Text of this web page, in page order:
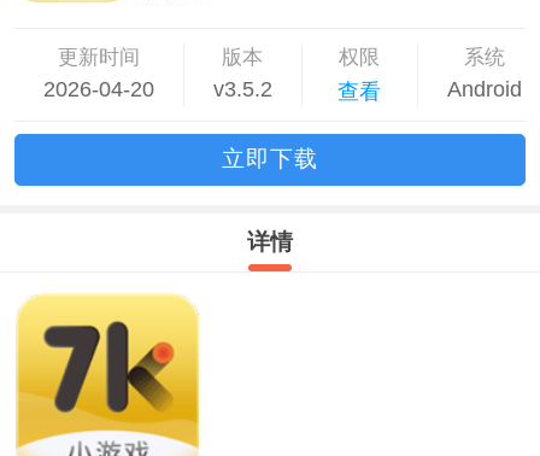
更新时间
2026-04-20
版本
v3.5.2
权限
查看
系统
Android
立即下载
详情